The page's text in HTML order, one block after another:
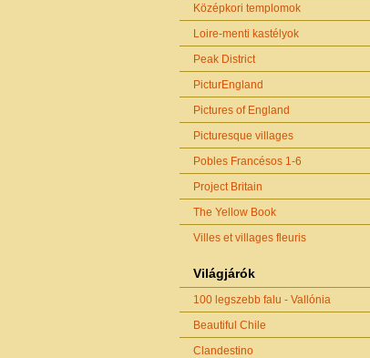
Középkori templomok
Loire-menti kastélyok
Peak District
PicturEngland
Pictures of England
Picturesque villages
Pobles Francésos 1-6
Project Britain
The Yellow Book
Villes et villages fleuris
Világjárók
100 legszebb falu - Vallónia
Beautiful Chile
Clandestino